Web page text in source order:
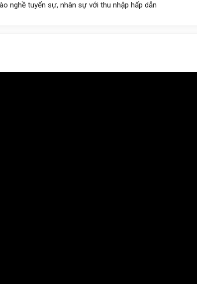
nghề tuyển sự, nhân sự với thu nhập hấp dẫn